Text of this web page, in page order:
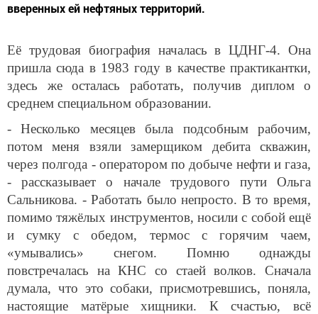
вверенных ей нефтяных территорий.
Её трудовая биография началась в ЦДНГ-4. Она
пришла сюда в 1983 году в качестве практикантки,
здесь же осталась работать, получив диплом о
среднем специальном образовании.
- Несколько месяцев была подсобным рабочим,
потом меня взяли замерщиком дебита скважин,
через полгода - оператором по добыче нефти и газа,
- рассказывает о начале трудового пути Ольга
Сальникова. - Работать было непросто. В то время,
помимо тяжёлых инструментов, носили с собой ещё
и сумку с обедом, термос с горячим чаем,
«умывались» снегом. Помню однажды
повстречалась на КНС со стаей волков. Сначала
думала, что это собаки, присмотревшись, поняла,
настоящие матёрые хищники. К счастью, всё